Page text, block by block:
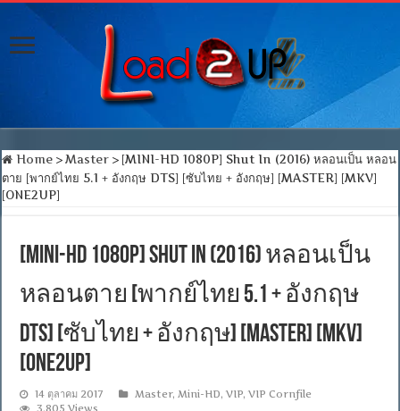
Home > Master > [MINI-HD 1080P] Shut In (2016) หลอนเป็น หลอน
ตาย [พากย์ไทย 5.1 + อังกฤษ DTS] [ซับไทย + อังกฤษ] [MASTER] [MKV]
[ONE2UP]
[MINI-HD 1080P] Shut In (2016) หลอนเป็น
หลอนตาย [พากย์ไทย 5.1 + อังกฤษ
DTS] [ซับไทย + อังกฤษ] [MASTER] [MKV]
[ONE2UP]
14 ตุลาคม 2017 Master,Mini-HD,VIP,VIP Cornfile
3,805 Views